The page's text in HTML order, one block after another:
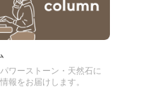
ワーストーン・天然石に
報をお届けします。